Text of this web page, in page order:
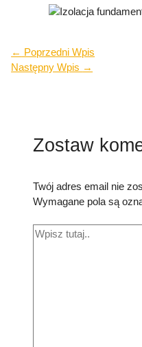
← Poprzedni Wpis
Następny Wpis →
Zostaw
Twój adres email nie
Wymagane pola są